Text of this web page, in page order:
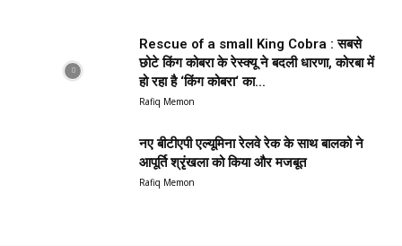
Rescue of a small King Cobra : सबसे
छोटे किंग कोबरा के रेस्क्यू ने बदली धारणा, कोरबा में
हो रहा है ‘किंग कोबरा‘ का...
Rafiq Memon
नए बीटीएपी एल्यूमिना रेलवे रेक के साथ बालको ने
आपूर्ति श्रृंखला को किया और मजबूत
Rafiq Memon